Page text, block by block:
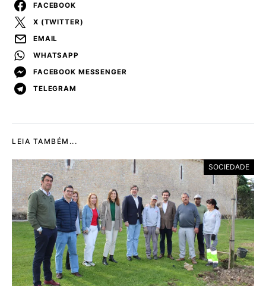
FACEBOOK
X (TWITTER)
EMAIL
WHATSAPP
FACEBOOK MESSENGER
TELEGRAM
LEIA TAMBÉM...
SOCIEDADE